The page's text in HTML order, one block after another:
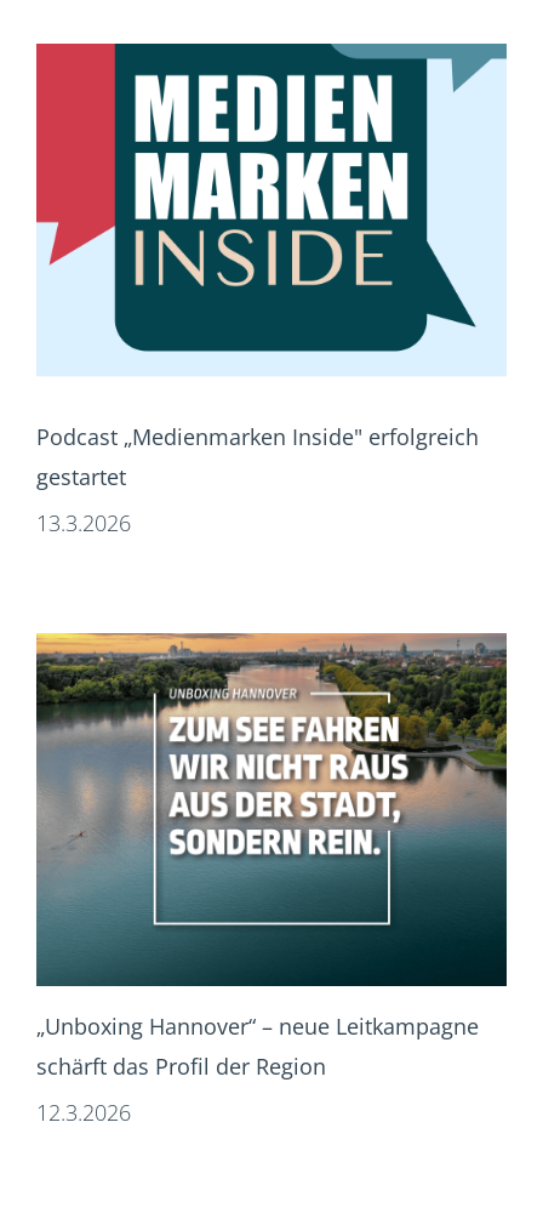
Podcast „Medienmarken Inside" erfolgreich
gestartet
13.3.2026
„Unboxing Hannover“ – neue Leitkampagne
schärft das Profil der Region
12.3.2026